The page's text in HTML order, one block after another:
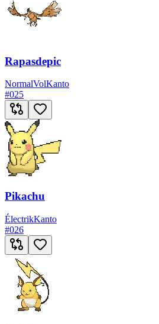
Rapasdepic
NormalVolKanto
#025
Pikachu
ÉlectrikKanto
#026